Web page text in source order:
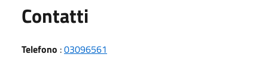
Contatti
Telefono :03096561